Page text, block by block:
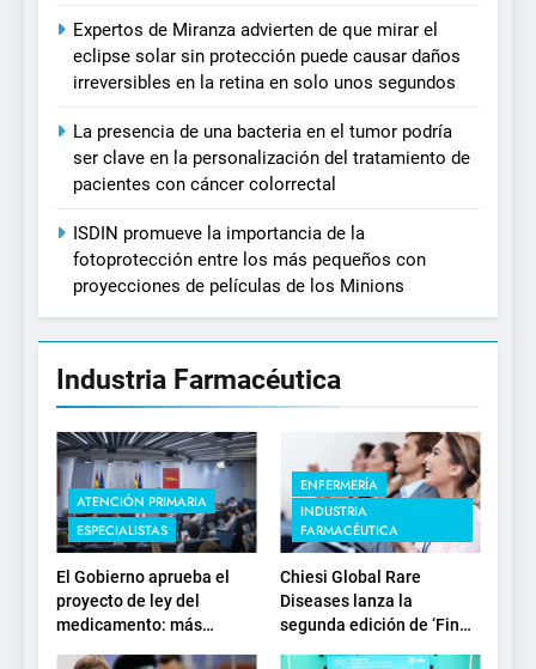
Expertos de Miranza advierten de que mirar el
eclipse solar sin protección puede causar daños
irreversibles en la retina en solo unos segundos
La presencia de una bacteria en el tumor podría
ser clave en la personalización del tratamiento de
pacientes con cáncer colorrectal
ISDIN promueve la importancia de la
fotoprotección entre los más pequeños con
proyecciones de películas de los Minions
Industria Farmacéutica
ATENCIÓN PRIMARIA
ESPECIALISTAS
El Gobierno aprueba el
proyecto de ley del
medicamento: más
ENFERMERÍA
INDUSTRIA
FARMACÉUTICA
Chiesi Global Rare
Diseases lanza la
segunda edición de ‘Find